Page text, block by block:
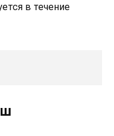
в течение